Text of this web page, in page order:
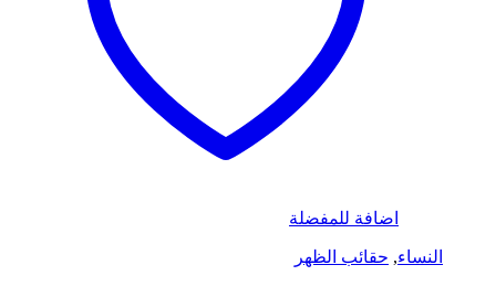
اضافة للمفضلة
النساء, حقائب الظهر